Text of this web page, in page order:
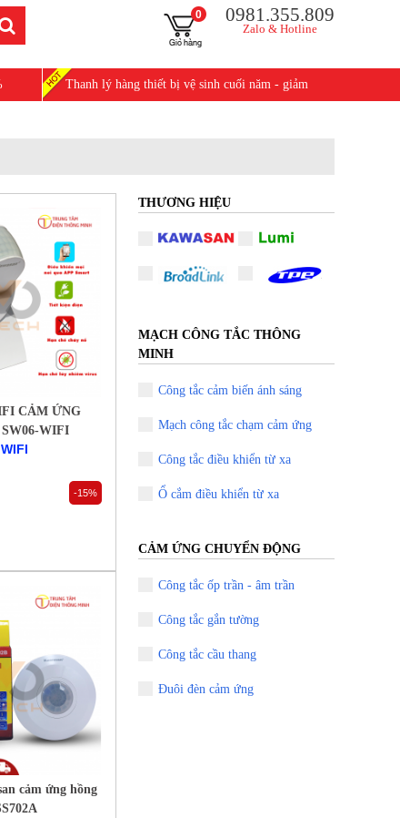
0981.355.809
Zalo & Hotline
0
Thanh lý hàng thiết bị vệ sinh cuối năm - giảm
CẢM ỨNG
WIFI
-15%
cảm ứng hồng
THƯƠNG HIỆU
MẠCH CÔNG TẮC THÔNG
MINH
Công tắc cảm biến ánh sáng
Mạch công tắc chạm cảm ứng
Công tắc điều khiển từ xa
Ổ cắm điều khiển từ xa
CẢM ỨNG CHUYỂN ĐỘNG
Công tắc ốp trần - âm trần
Công tắc gắn tường
Công tắc cầu thang
Đuôi đèn cảm ứng